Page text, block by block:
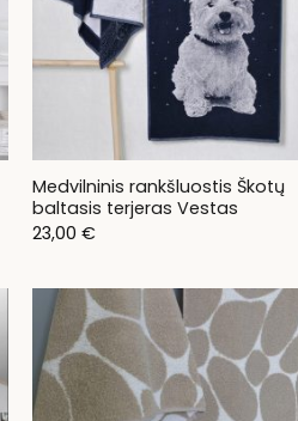
Medvilninis rankšluostis Škotų
baltasis terjeras Vestas
23,00 €